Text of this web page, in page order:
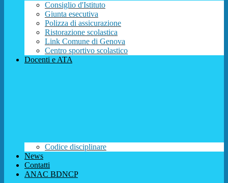
Consiglio d'Istituto
Giunta esecutiva
Polizza di assicurazione
Ristorazione scolastica
Link Comune di Genova
Centro sportivo scolastico
Docenti e ATA
Codice disciplinare
News
Contatti
ANAC BDNCP